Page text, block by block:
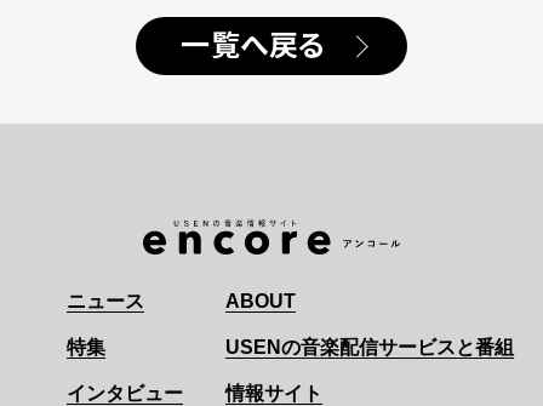
一覧へ戻る
ニュース
特集
インタビュー
ABOUT
USENの音楽配信サービスと番組
情報サイト